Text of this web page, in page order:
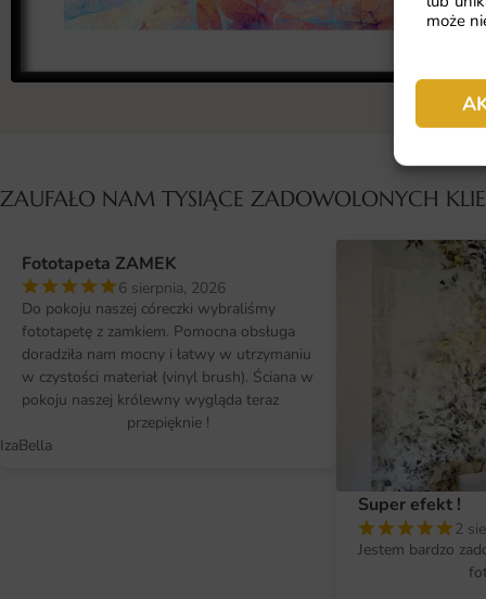
może
ZAUFAŁO NAM TYSIĄCE ZADOWOLONYCH
Fototapeta ZAMEK
6 sierpnia, 2026
Do pokoju naszej córeczki wybraliśmy
fototapetę z zamkiem. Pomocna obsługa
doradziła nam mocny i łatwy w utrzymaniu
w czystości materiał (vinyl brush). Ściana w
pokoju naszej królewny wygląda teraz
przepięknie !
IzaBella
Super efekt !
2
Jestem bardzo